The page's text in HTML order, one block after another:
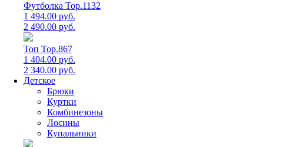
Футболка Top.1132
1 494.00 руб.
2 490.00 руб.
Топ Top.867
1 404.00 руб.
2 340.00 руб.
Детское
Брюки
Куртки
Комбинезоны
Лосины
Купальники